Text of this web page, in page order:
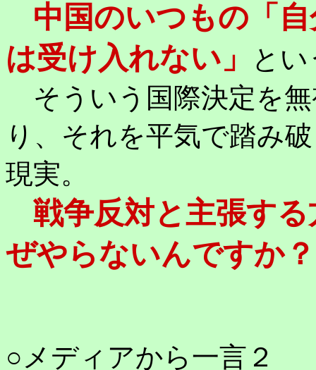
中国のいつもの「
は受け入れない」
と
そういう国際決定を
り、それを平気で踏み
現実。
戦争反対と主張す
ぜやらないんですか？
○メディアから一言２